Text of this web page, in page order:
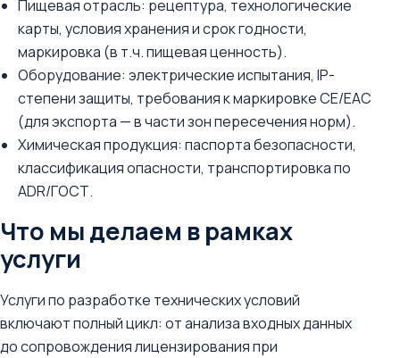
Пищевая отрасль: рецептура, технологические
карты, условия хранения и срок годности,
маркировка (в т.ч. пищевая ценность).
Оборудование: электрические испытания, IP-
степени защиты, требования к маркировке CE/EAC
(для экспорта — в части зон пересечения норм).
Химическая продукция: паспорта безопасности,
классификация опасности, транспортировка по
ADR/ГОСТ.
Что мы делаем в рамках
услуги
Услуги по разработке технических условий
включают полный цикл: от анализа входных данных
до сопровождения лицензирования при